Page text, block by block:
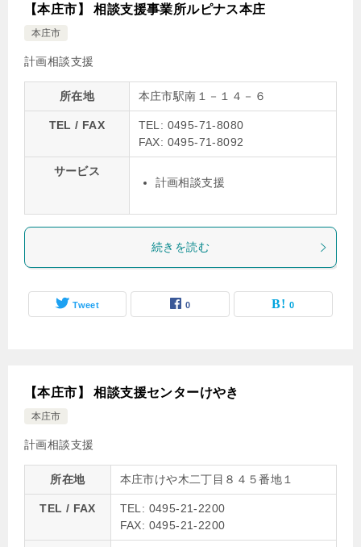
【本庄市】 相談支援事業所ルピナス本庄
本庄市
計画相談支援
所在地 本庄市駅南１－１４－６
TEL / FAX
TEL: 0495-71-8080
FAX: 0495-71-8092
サービス
計画相談支援
続きを読む
Tweet 0 0
【本庄市】 相談支援センターけやき
本庄市
計画相談支援
所在地 本庄市けや木二丁目８４５番地１
TEL / FAX
TEL: 0495-21-2200
FAX: 0495-21-2200